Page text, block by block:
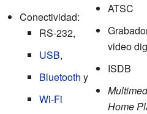
Conectividad:
RS-232,
USB,
Bluetooth y
Wi-Fi
ATSC
video
ISDB
Home